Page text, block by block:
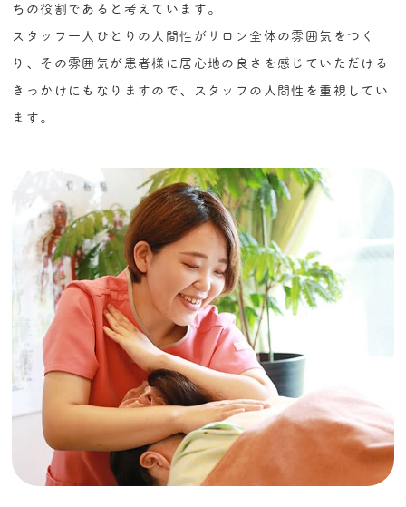
ちの役割であると考えています。
スタッフ一人ひとりの人間性がサロン全体の雰囲気をつく
り、その雰囲気が患者様に居心地の良さを感じていただける
きっかけにもなりますので、スタッフの人間性を重視してい
ます。